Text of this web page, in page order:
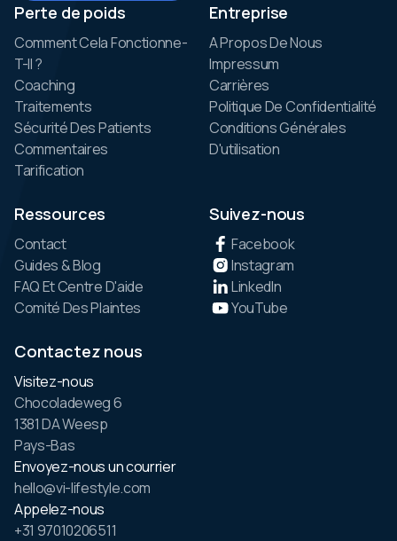
Perte de poids
Comment Cela Fonctionne-
T-Il ?
Coaching
Traitements
Sécurité Des Patients
Commentaires
Tarification
Entreprise
A Propos De Nous
Impressum
Carrières
Politique De Confidentialité
Conditions Générales
D'utilisation
Ressources
Contact
Guides & Blog
FAQ Et Centre D'aide
Comité Des Plaintes
Suivez-nous
Facebook
Instagram
LinkedIn
YouTube
Contactez nous
Visitez-nous
Chocoladeweg 6
1381 DA Weesp
Pays-Bas
Envoyez-nous un courrier
hello@vi-lifestyle.com
Appelez-nous
+31 97010206511